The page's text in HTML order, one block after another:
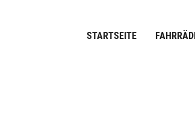
STARTSEITE